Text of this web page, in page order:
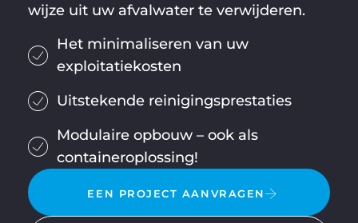
wijze uit uw afvalwater te verwijderen.
Het minimaliseren van uw
exploitatiekosten
Uitstekende reinigingsprestaties
Modulaire opbouw – ook als
containeroplossing!
EEN PROJECT AANVRAGEN